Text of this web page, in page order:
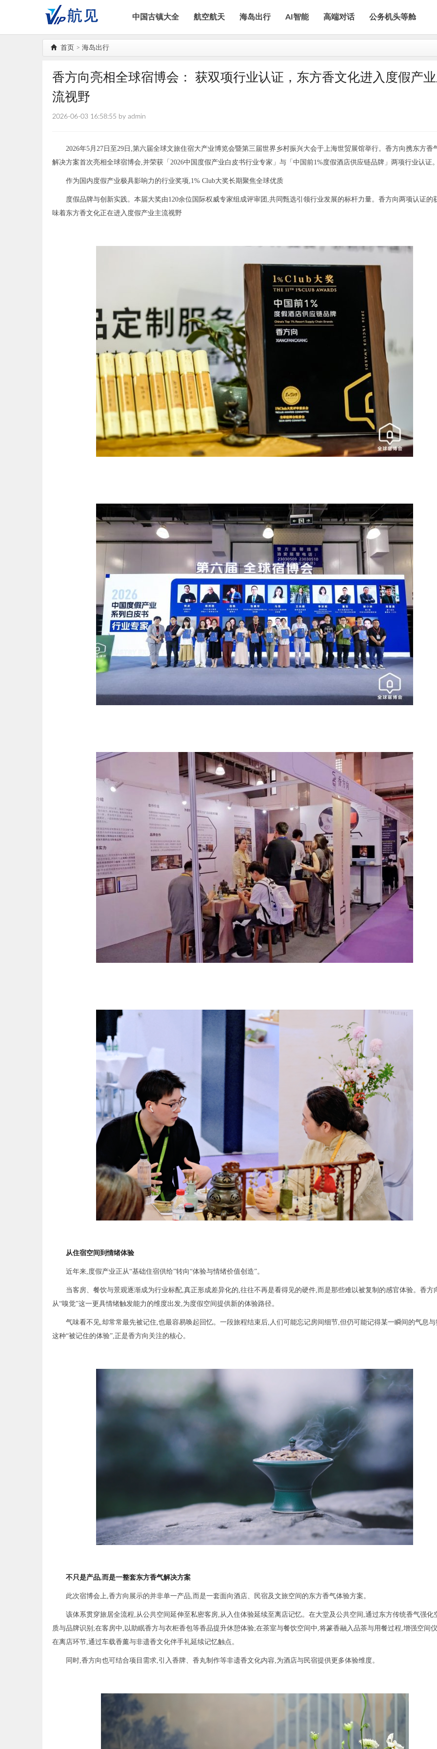
中国古镇大全 航空航天 海岛出行 AI智能 高端对话 公务机头等舱
首页 > 海岛出行
香方向亮相全球宿博会： 获双项行业认证，东方香文化进入度假产
流视野
2026-06-03 16:58:55 by admin
2026年5月27日至29日,第六届全球文旅住宿大产业博览会暨第三届世界乡村振兴大会于上海世贸展馆举行。香方向携东方香
解决方案首次亮相全球宿博会,并荣获「2026中国度假产业白皮书行业专家」与「中国前1%度假酒店供应链品牌」两项行业认证
作为国内度假产业极具影响力的行业奖项,1% Club大奖长期聚焦全球优质
度假品牌与创新实践。本届大奖由120余位国际权威专家组成评审团,共同甄选引领行业发展的标杆力量。香方向两项认证的
味着东方香文化正在进入度假产业主流视野
从住宿空间到情绪体验
近年来,度假产业正从“基础住宿供给”转向“体验与情绪价值创造”。
当客房、餐饮与景观逐渐成为行业标配,真正形成差异化的,往往不再是看得见的硬件,而是那些难以被复制的感官体验。香方
从“嗅觉”这一更具情绪触发能力的维度出发,为度假空间提供新的体验路径。
气味看不见,却常常最先被记住,也最容易唤起回忆。一段旅程结束后,人们可能忘记房间细节,但仍可能记得某一瞬间的气息
这种“被记住的体验”,正是香方向关注的核心。
不只是产品,而是一整套东方香气解决方案
此次宿博会上,香方向展示的并非单一产品,而是一套面向酒店、民宿及文旅空间的东方香气体验方案。
该体系贯穿旅居全流程,从公共空间延伸至私密客房,从入住体验延续至离店记忆。在大堂及公共空间,通过东方传统香气强化
质与品牌识别;在客房中,以助眠香方与衣柜香包等香品提升休憩体验;在茶室与餐饮空间中,将篆香融入品茶与用餐过程,增强空间
在离店环节,通过车载香薰与非遗香文化伴手礼延续记忆触点。
同时,香方向也可结合项目需求,引入香牌、香丸制作等非遗香文化内容,为酒店与民宿提供更多体验维度。